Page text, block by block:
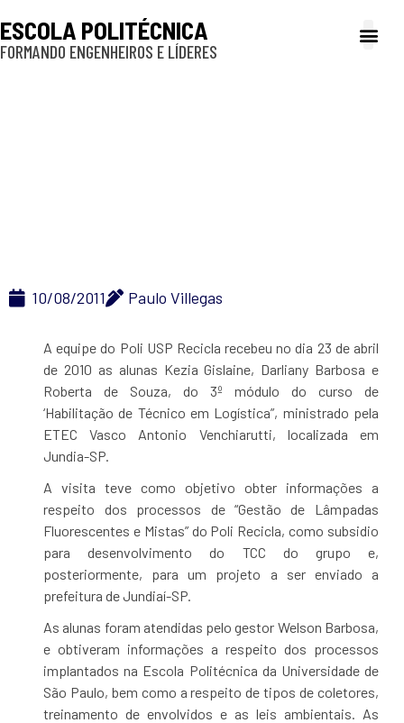
ESCOLA POLITÉCNICA
FORMANDO ENGENHEIROS E LÍDERES
10/08/2011 Paulo Villegas
A equipe do Poli USP Recicla recebeu no dia 23 de abril
de 2010 as alunas Kezia Gislaine, Darliany Barbosa e
Roberta de Souza, do 3º módulo do curso de
‘Habilitação de Técnico em Logística”, ministrado pela
ETEC Vasco Antonio Venchiarutti, localizada em
Jundia-SP.
A visita teve como objetivo obter informações a
respeito dos processos de “Gestão de Lâmpadas
Fluorescentes e Mistas” do Poli Recicla, como subsidio
para desenvolvimento do TCC do grupo e,
posteriormente, para um projeto a ser enviado a
prefeitura de Jundiaí-SP.
As alunas foram atendidas pelo gestor Welson Barbosa,
e obtiveram informações a respeito dos processos
implantados na Escola Politécnica da Universidade de
São Paulo, bem como a respeito de tipos de coletores,
treinamento de envolvidos e as leis ambientais. As